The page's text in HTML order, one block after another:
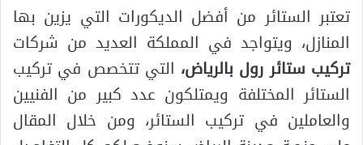
تعتبر الستائر من أفضل الديكورات التي يزين بها
المنازل، ويتواجد في المملكة العديد من شركات
تركيب ستائر رول بالرياض، التي تتخصص في تركيب
الستائر المختلفة ويمتلكون عدد كبير من الفنيين
والعاملين في تركيب الستائر، ومن خلال المقال